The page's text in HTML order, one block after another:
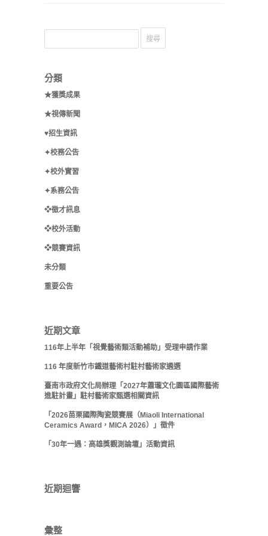
分類
★獲獎成果
★視傳新聞
♥招生資訊
✦校務公告
✦校外實習
✦系務公告
❖徵才訊息
❖校外活動
❖競賽資訊
未分類
重要公告
近期文章
116年上半年「視覺藝術類活動補助」受理申請作業
116 年度新竹市鐵道藝術村駐村藝術家遴選
臺南市政府文化局辦理「2027年蕭瓏文化園區國際藝術
進駐計畫」駐村藝術家甄選相關資訊
「2026苗栗國際陶瓷競賽展（Miaoli International
Ceramics Award，MICA 2026）」徵件
「30年一遇：高雄獎觀測論壇」活動資訊
近期迴響
彙整